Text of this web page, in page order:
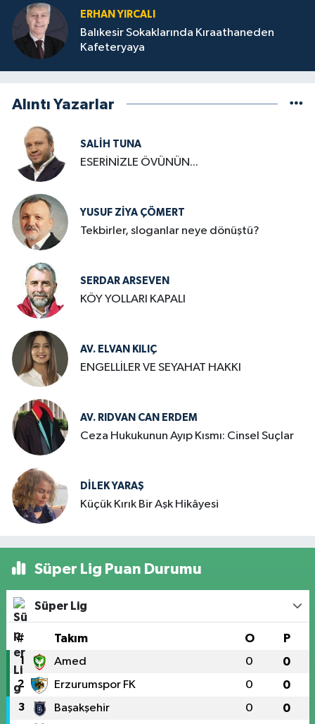
ERHAN YIRCALI
Balıkesir Sokaklarında Kıraathaneden
Kafeteryaya
Alıntı Yazarlar
SALIH TUNA
ESERİNİZLE ÖVÜNÜN...
YUSUF ZIYA ÇÖMERT
Tekbirler, sloganlar neye dönüştü?
SERDAR ARSEVEN
KÖY YOLLARI KAPALI
AV. ELVAN KILIÇ
ENGELLİLER VE SEYAHAT HAKKI
AV. RIDVAN CAN ERDEM
Ceza Hukukunun Ayıp Kısmı: Cinsel Suçlar
DILEK YARAŞ
Küçük Kırık Bir Aşk Hikâyesi
Süper Lig Puan Durumu
Süper Lig
# Takım O P
1 Amed 0 0
2 Erzurumspor FK 0 0
3 Başakşehir 0 0